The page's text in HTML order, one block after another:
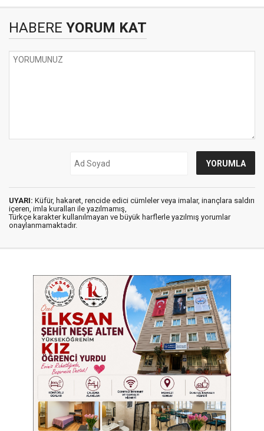
HABERE YORUM KAT
UYARI: Küfür, hakaret, rencide edici cümleler veya imalar, inançlara saldırı
içeren, imla kuralları ile yazılmamış,
Türkçe karakter kullanılmayan ve büyük harflerle yazılmış yorumlar
onaylanmamaktadır.